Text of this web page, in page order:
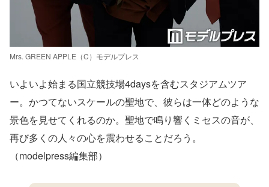
Mrs. GREEN APPLE（C）モデルプレス
いよいよ始まる国立競技場4daysを含むスタジアムツア
ー。かつてないスケールの聖地で、彼らは一体どのような
景色を見せてくれるのか。聖地で鳴り響くミセスの音が、
再び多くの人々の心を震わせることだろう。
（modelpress編集部）